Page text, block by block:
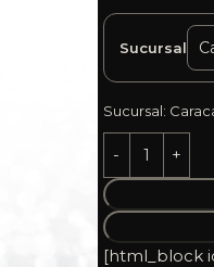
Sucursal
Sucursal:
[html_block